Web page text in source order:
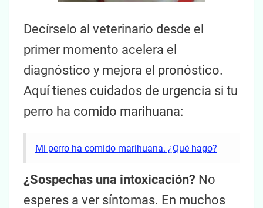
Decírselo al veterinario desde el
primer momento acelera el
diagnóstico y mejora el pronóstico.
Aquí tienes cuidados de urgencia si tu
perro ha comido marihuana:
Mi perro ha comido marihuana. ¿Qué hago?
¿Sospechas una intoxicación? No
esperes a ver síntomas. En muchos